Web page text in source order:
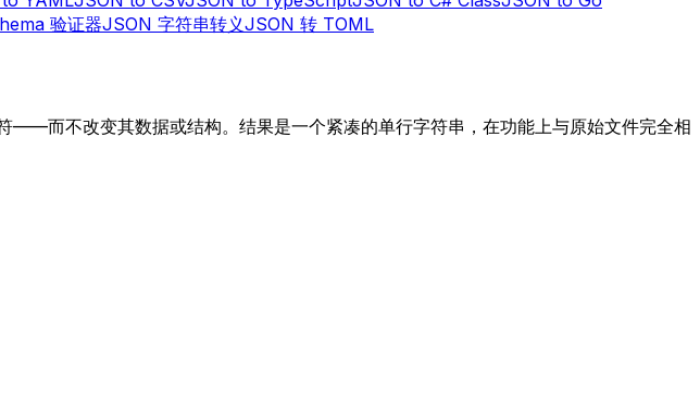
验证器JSON 字符串转义JSON 转 TOML
而不改变其数据或结构。结果是一个紧凑的单行字符串，在功能上与原始文件完全相